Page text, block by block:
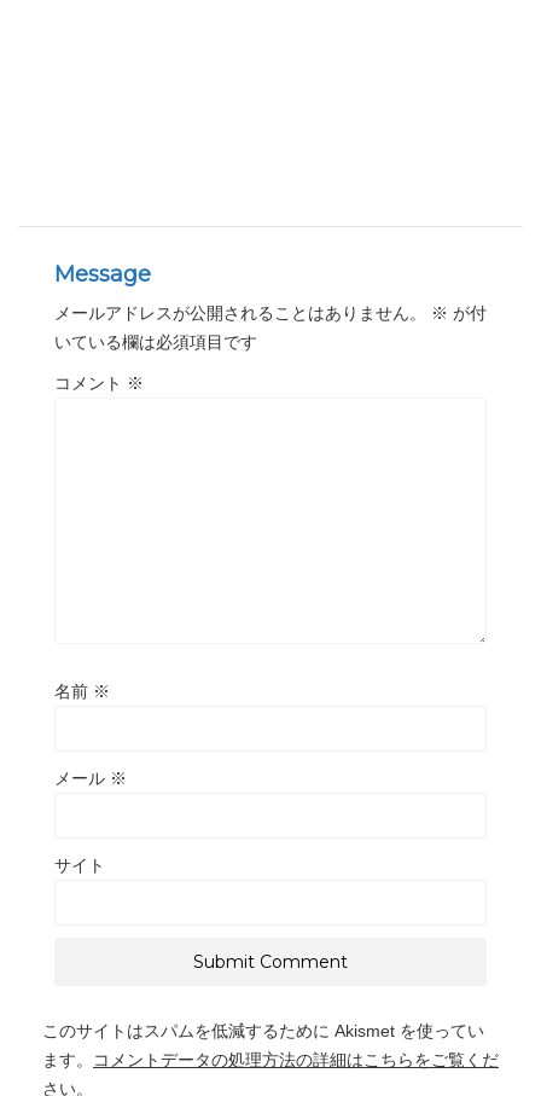
Message
メールアドレスが公開されることはありません。 ※ が付
いている欄は必須項目です
コメント ※
名前 ※
メール ※
サイト
このサイトはスパムを低減するために Akismet を使ってい
ます。
コメントデータの処理方法の詳細はこちらをご覧くだ
さい。